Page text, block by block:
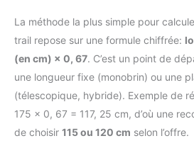
La méthode la plus simple pour
trail repose sur une formule chiffrée:
(en cm) × 0, 67. C’est un point de
une longueur fixe (monobrin) ou une
(télescopique, hybride). Exemple de
175 × 0, 67 = 117, 25 cm, d’où une
de choisir 115 ou 120 cm selon l’offre.